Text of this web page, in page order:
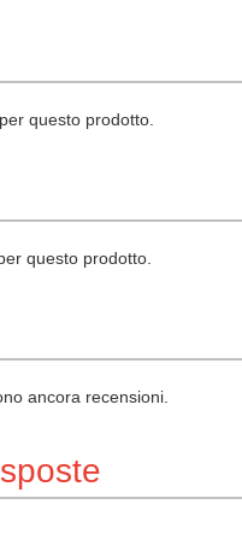
questo prodotto.
questo prodotto.
ancora recensioni.